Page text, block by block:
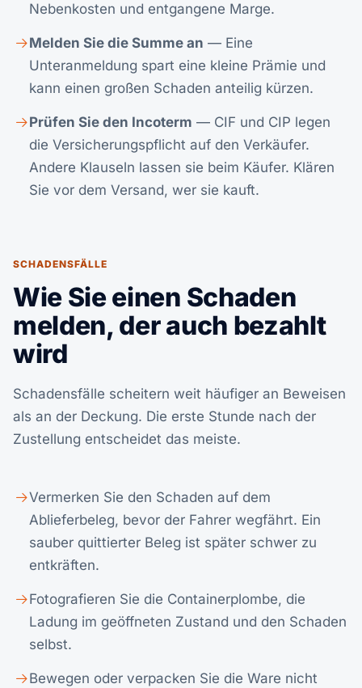
Nebenkosten und entgangene Marge.
Melden Sie die Summe an — Eine
Unteranmeldung spart eine kleine Prämie und
kann einen großen Schaden anteilig kürzen.
Prüfen Sie den Incoterm — CIF und CIP legen
die Versicherungspflicht auf den Verkäufer.
Andere Klauseln lassen sie beim Käufer. Klären
Sie vor dem Versand, wer sie kauft.
SCHADENSFÄLLE
Wie Sie einen Schaden
melden, der auch bezahlt
wird
Schadensfälle scheitern weit häufiger an Beweisen
als an der Deckung. Die erste Stunde nach der
Zustellung entscheidet das meiste.
Vermerken Sie den Schaden auf dem
Ablieferbeleg, bevor der Fahrer wegfährt. Ein
sauber quittierter Beleg ist später schwer zu
entkräften.
Fotografieren Sie die Containerplombe, die
Ladung im geöffneten Zustand und den Schaden
selbst.
Bewegen oder verpacken Sie die Ware nicht